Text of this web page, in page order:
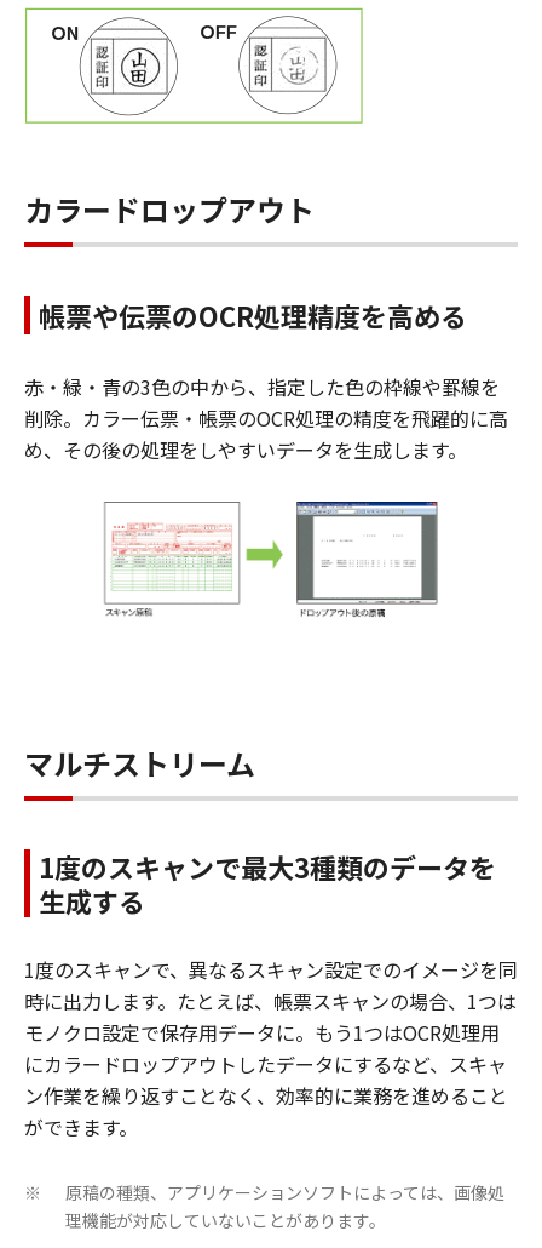
カラードロップアウト
帳票や伝票のOCR処理精度を高める
赤・緑・青の3色の中から、指定した色の枠線や罫線を
削除。カラー伝票・帳票のOCR処理の精度を飛躍的に高
め、その後の処理をしやすいデータを生成します。
マルチストリーム
1度のスキャンで最大3種類のデータを
生成する
1度のスキャンで、異なるスキャン設定でのイメージを同
時に出力します。たとえば、帳票スキャンの場合、1つは
モノクロ設定で保存用データに。もう1つはOCR処理用
にカラードロップアウトしたデータにするなど、スキャ
ン作業を繰り返すことなく、効率的に業務を進めること
ができます。
※
原稿の種類、アプリケーションソフトによっては、画像処
理機能が対応していないことがあります。